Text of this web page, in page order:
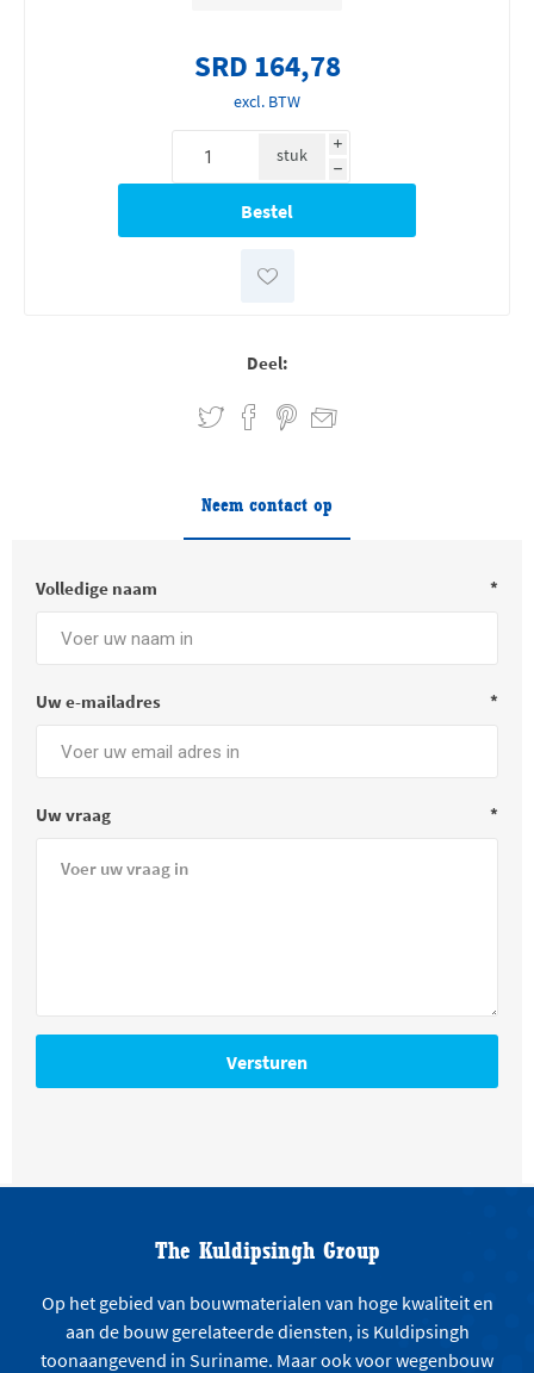
SRD 164,78
excl. BTW
i
h
stuk
Deel:
Neem contact op
Volledige naam *
Uw e-mailadres *
Uw vraag *
The Kuldipsingh Group
Op het gebied van bouwmaterialen van hoge kwaliteit en
aan de bouw gerelateerde diensten, is Kuldipsingh
toonaangevend in Suriname. Maar ook voor wegenbouw